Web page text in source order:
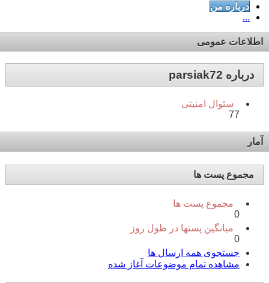
درباره من
...
اطلاعات عمومی
درباره parsiak72
سئوال امنیتی
77
آمار
مجموع پست ها
مجموع پست ها
0
میانگین پستها در طول روز
0
جستجوی همه ارسال ها
مشاهده تمام موضوعات آغاز شده